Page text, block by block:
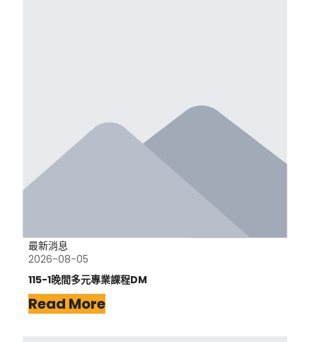
最新消息
2026-08-05
115-1晚間多元專業課程DM
Read More